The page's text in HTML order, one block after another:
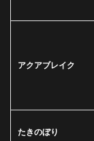
アクアブレイク
たきのぼり